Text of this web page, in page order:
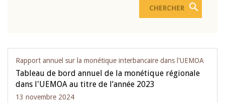
Rapport annuel sur la monétique interbancaire dans l'UEMOA
Tableau de bord annuel de la monétique régionale
dans l'UEMOA au titre de l’année 2023
13 novembre 2024